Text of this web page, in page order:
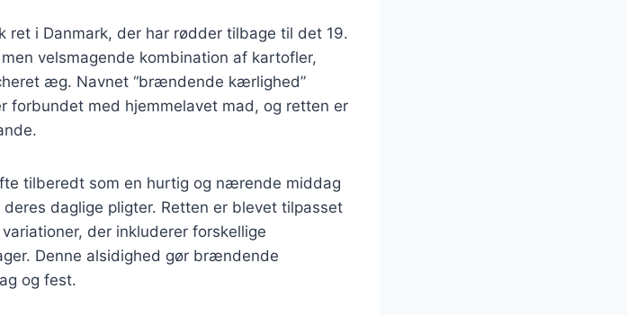
i Danmark, der har rødder tilbage til det 19.
velsmagende kombination af kartofler,
æg. Navnet “brændende kærlighed”
forbundet med hjemmelavet mad, og retten er
tilberedt som en hurtig og nærende middag
daglige pligter. Retten er blevet tilpasset
der inkluderer forskellige
Denne alsidighed gør brændende
og fest.